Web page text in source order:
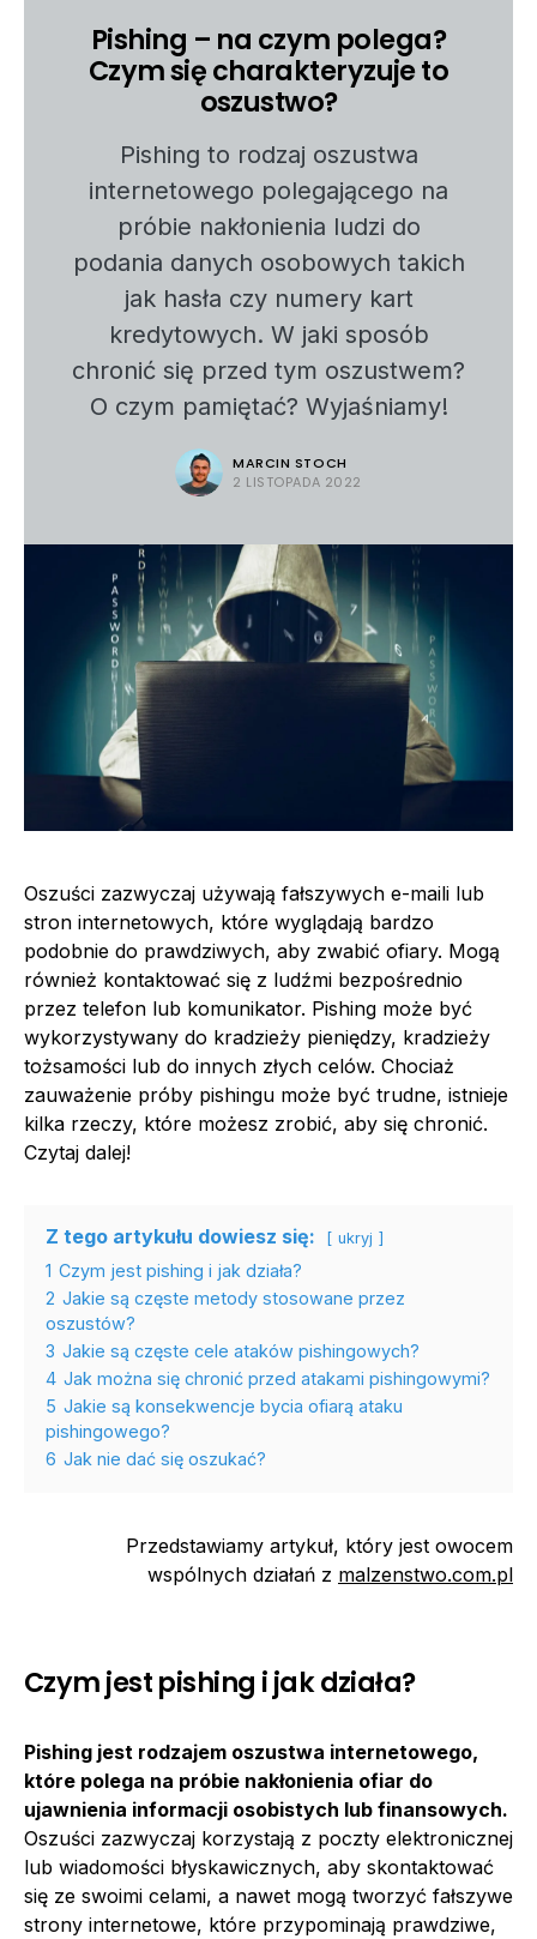
Pishing – na czym polega?
Czym się charakteryzuje to
oszustwo?
Pishing to rodzaj oszustwa
internetowego polegającego na
próbie nakłonienia ludzi do
podania danych osobowych takich
jak hasła czy numery kart
kredytowych. W jaki sposób
chronić się przed tym oszustwem?
O czym pamiętać? Wyjaśniamy!
MARCIN STOCH
2 LISTOPADA 2022
Oszuści zazwyczaj używają fałszywych e-maili lub
stron internetowych, które wyglądają bardzo
podobnie do prawdziwych, aby zwabić ofiary. Mogą
również kontaktować się z ludźmi bezpośrednio
przez telefon lub komunikator. Pishing może być
wykorzystywany do kradzieży pieniędzy, kradzieży
tożsamości lub do innych złych celów. Chociaż
zauważenie próby pishingu może być trudne, istnieje
kilka rzeczy, które możesz zrobić, aby się chronić.
Czytaj dalej!
Z tego artykułu dowiesz się: ukryj
1 Czym jest pishing i jak działa?
2 Jakie są częste metody stosowane przez
oszustów?
3 Jakie są częste cele ataków pishingowych?
4 Jak można się chronić przed atakami pishingowymi?
5 Jakie są konsekwencje bycia ofiarą ataku
pishingowego?
6 Jak nie dać się oszukać?
Przedstawiamy artykuł, który jest owocem
wspólnych działań z malzenstwo.com.pl
Czym jest pishing i jak działa?
Pishing jest rodzajem oszustwa internetowego,
które polega na próbie nakłonienia ofiar do
ujawnienia informacji osobistych lub finansowych.
Oszuści zazwyczaj korzystają z poczty elektronicznej
lub wiadomości błyskawicznych, aby skontaktować
się ze swoimi celami, a nawet mogą tworzyć fałszywe
strony internetowe, które przypominają prawdziwe,